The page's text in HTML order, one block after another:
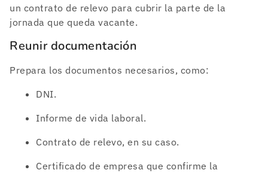
un contrato de relevo para cubrir la parte de la
jornada que queda vacante.
Reunir documentación
Prepara los documentos necesarios, como:
DNI.
Informe de vida laboral.
Contrato de relevo, en su caso.
Certificado de empresa que confirme la